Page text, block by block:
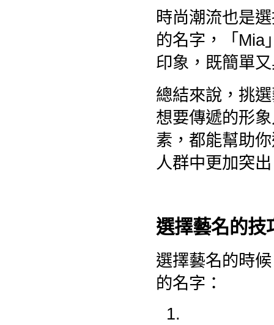
時尚潮流也是
的名字，「Mia
印象，既簡單
總結來說，挑
想要傳遞的形
素，都能幫助
人群中更加突
選擇藝名的技
選擇藝名的時
的名字：